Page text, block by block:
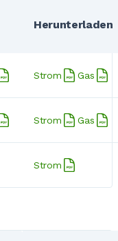
Herunterladen
Strom Gas
Strom Gas
Strom